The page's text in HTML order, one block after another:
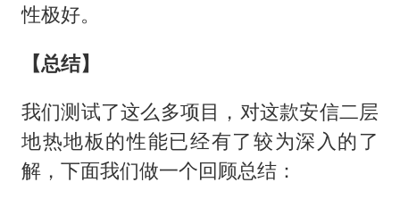
性极好。
【总结】
我们测试了这么多项目，对这款安信二层
地热地板的性能已经有了较为深入的了
解，下面我们做一个回顾总结：